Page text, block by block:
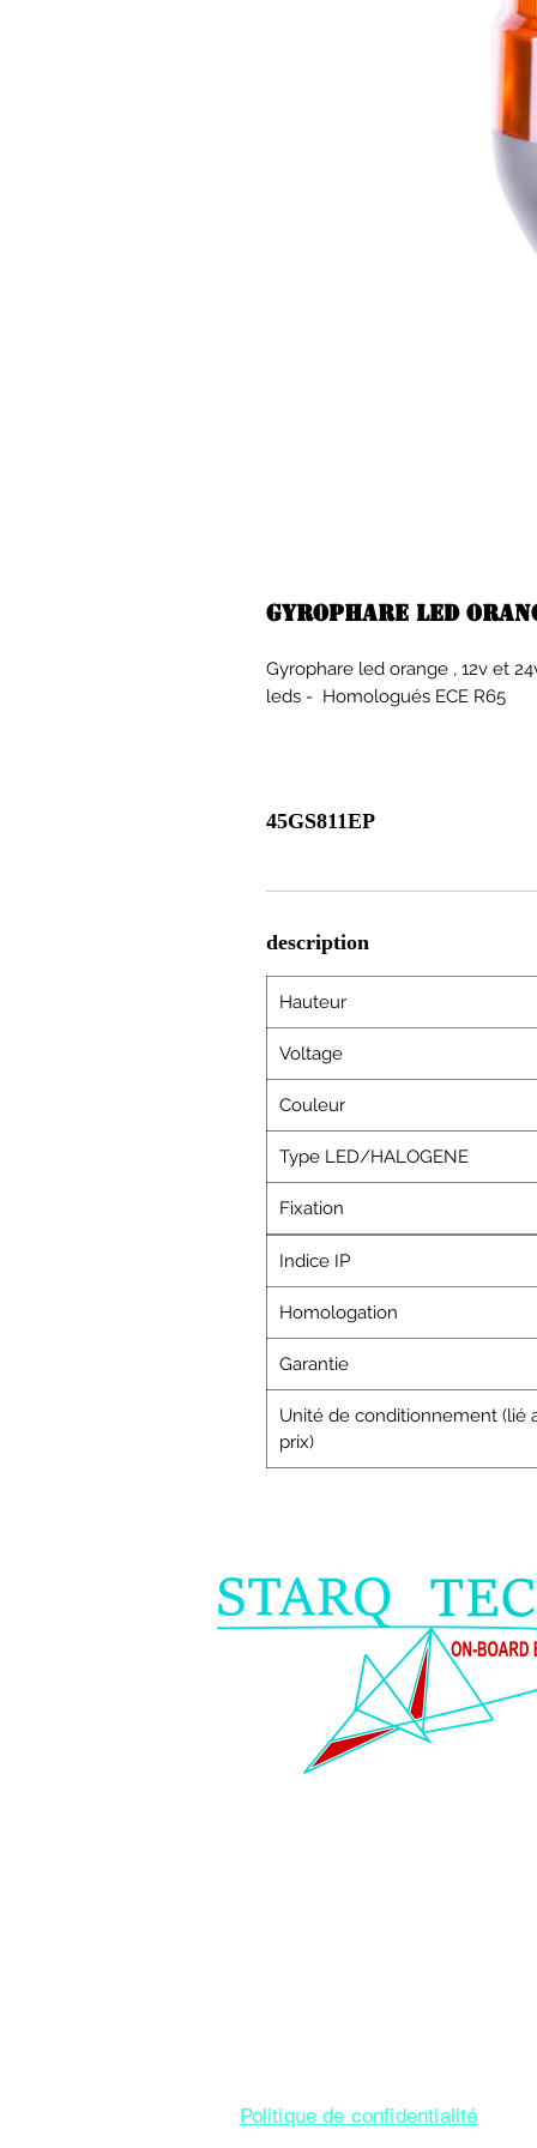
Gyrophare Led
Gyrophare led orange , 12v et
leds - Homologués ECE R65
45GS811EP
description
Hauteur
Voltage
Couleur
Type LED/HALOGENE
Fixation
Indice IP
Homologation
Garantie
Unité de conditionnement (lié
prix)
Politique de confidentialité